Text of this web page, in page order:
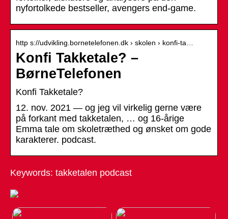
nyfortolkede bestseller, avengers end-game.
http s://udvikling.bornetelefonen.dk › skolen › konfi-ta…
Konfi Takketale? –
BørneTelefonen
Konfi Takketale?
12. nov. 2021 — og jeg vil virkelig gerne være
på forkant med takketalen, … og 16-årige
Emma tale om skoletræthed og ønsket om gode
karakterer. podcast.
Keywords: takketalen podcast